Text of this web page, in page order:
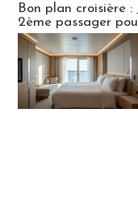
Bon plan croisière
2ème passager